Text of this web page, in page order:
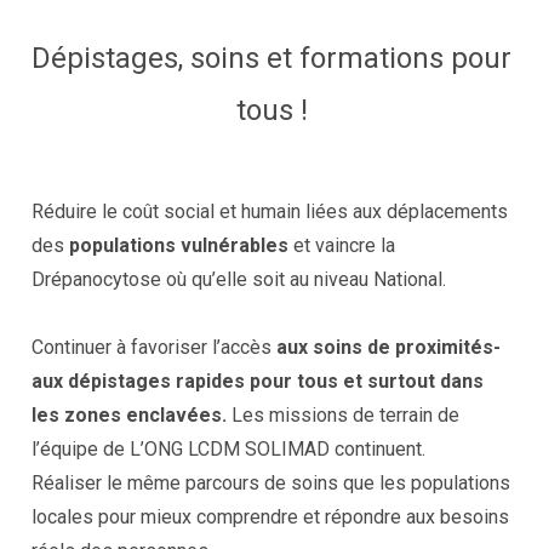
Dépistages, soins et formations pour
tous !
Réduire le coût social et humain liées aux déplacements
des populations vulnérables et vaincre la
Drépanocytose où qu’elle soit au niveau National.
Continuer à favoriser l’accès aux soins de proximités-
aux dépistages rapides pour tous et surtout dans
les zones enclavées. Les missions de terrain de
l’équipe de L’ONG LCDM SOLIMAD continuent.
Réaliser le même parcours de soins que les populations
locales pour mieux comprendre et répondre aux besoins